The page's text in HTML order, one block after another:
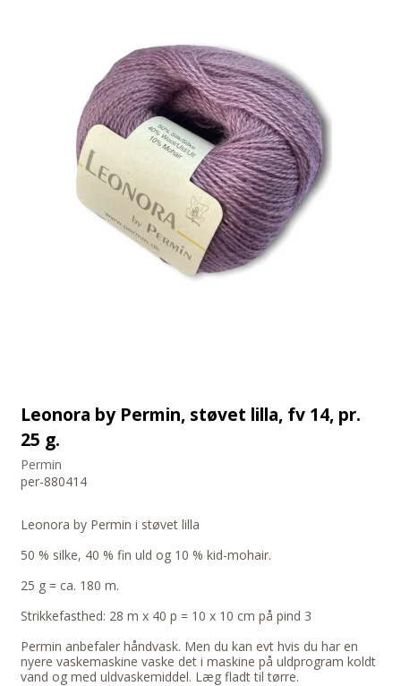
Leonora by Permin, støvet lilla, fv 14, pr.
25 g.
Permin
per-880414
Leonora by Permin i støvet lilla
50 % silke, 40 % fin uld og 10 % kid-mohair.
25 g = ca. 180 m.
Strikkefasthed: 28 m x 40 p = 10 x 10 cm på pind 3
Permin anbefaler håndvask. Men du kan evt hvis du har en
nyere vaskemaskine vaske det i maskine på uldprogram koldt
vand og med uldvaskemiddel. Læg fladt til tørre.